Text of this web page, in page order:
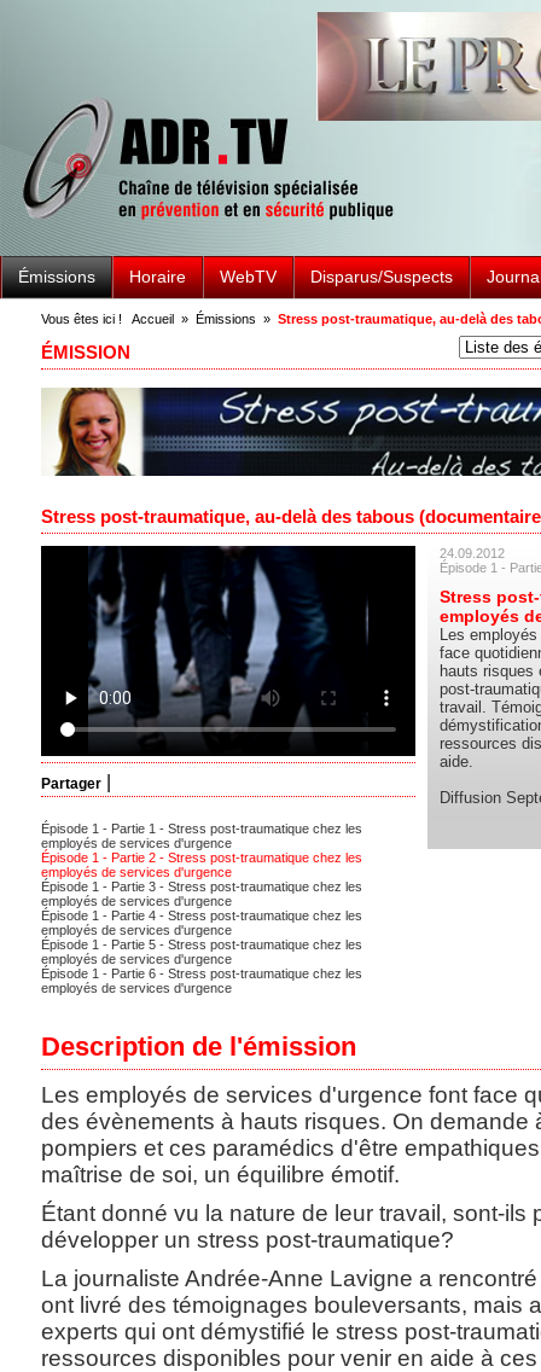
Émissions Horaire WebTV Disparus/Suspects
Vous êtes ici ! Accueil » Émissions » Stress post-traumatique, au-delà des
ÉMISSION
Stress post-traumatique, au-delà des tabous
Partager
Épisode 1 - Partie 1 - Stress post-traumatique chez les
employés de services d'urgence
Épisode 1 - Partie 2 - Stress post-traumatique chez les
employés de services d'urgence
Épisode 1 - Partie 3 - Stress post-traumatique chez les
employés de services d'urgence
Épisode 1 - Partie 4 - Stress post-traumatique chez les
employés de services d'urgence
Épisode 1 - Partie 5 - Stress post-traumatique chez les
employés de services d'urgence
Épisode 1 - Partie 6 - Stress post-traumatique chez les
employés de services d'urgence
24.09.2012
Épisode 1 -
Stress
employés
Les
face
hauts risques
post-
travail.
ressources
aide.
Diffusion
Description de l'émission
Les employés de services d'urgence font face
des évènements à hauts risques. On demande
pompiers et ces paramédics d'être
maîtrise de soi, un équilibre émotif.
Étant donné vu la nature de leur travail, sont-ils
développer un stress post-traumatique?
La journaliste Andrée-Anne Lavigne a
ont livré des témoignages bouleversants, mais
experts qui ont démystifié le stress post-
ressources disponibles pour venir en aide à